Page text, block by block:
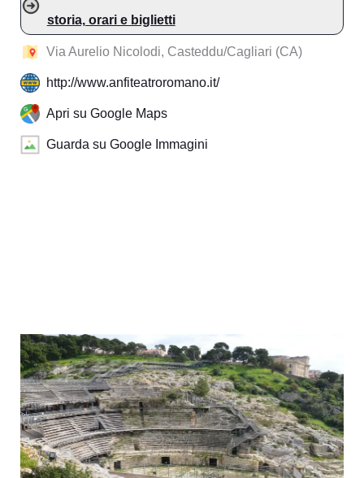
storia, orari e biglietti
Via Aurelio Nicolodi, Casteddu/Cagliari (CA)
http://www.anfiteatroromano.it/
Apri su Google Maps
Guarda su Google Immagini